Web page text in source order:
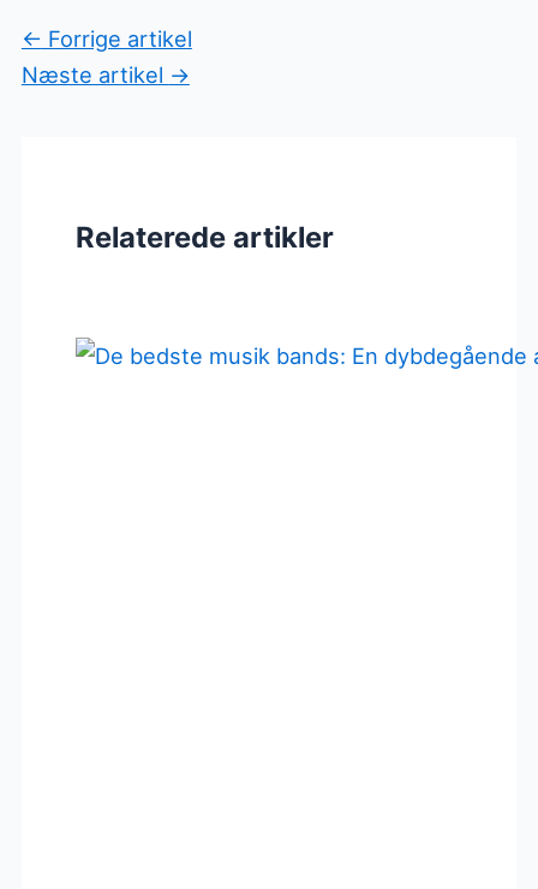
← Forrige artikel
Næste artikel →
Relaterede artikler